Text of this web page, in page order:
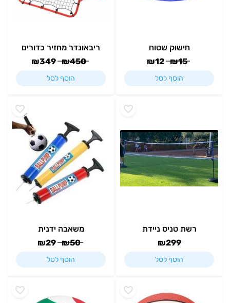
חישוק שטוח
₪15
₪12
הוסף לסל
ריבאונדר מחזיר כדורים
₪450
₪349
הוסף לסל
רשת טניס ניידת
₪299
הוסף לסל
משאבה ידנית
₪50
₪29
הוסף לסל